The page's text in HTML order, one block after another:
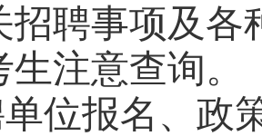
招聘事项及各
注意查询。
位报名、政